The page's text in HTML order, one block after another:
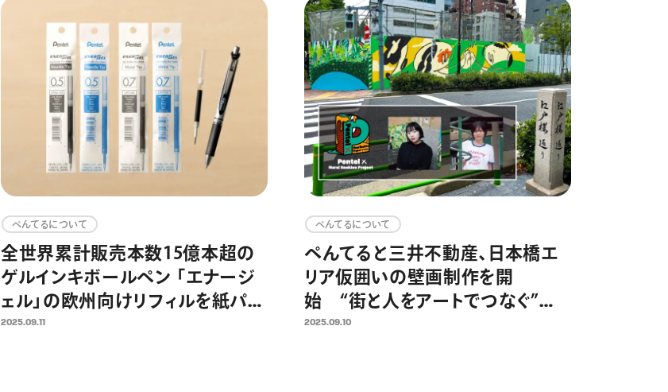
ぺんてるについて
全世界累計販売本数15億本超の
ゲルインキボールペン 「エナージ
ェル」の欧州向けリフィルを紙パッ
ケージに全面切り替え プラスチ
2025.09.11
ぺんてるについて
ぺんてると三井不動産、日本橋エ
リア仮囲いの壁画制作を開
始 “街と人をアートでつなぐ”
「Pentel × Mural Rookies
2025.09.10